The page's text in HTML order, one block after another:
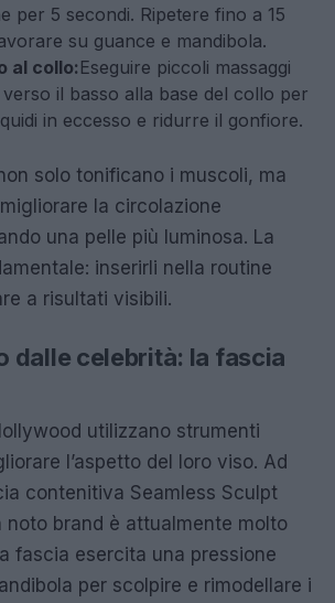
per 5 secondi. Ripetere fino a 15
su guance e mandibola.
al collo: Eseguire piccoli massaggi
il basso alla base del collo per
in eccesso e ridurre il gonfiore.
solo tonificano i muscoli, ma
la circolazione
una pelle più luminosa. La
inserirli nella routine
a risultati visibili.
dalle celebrità: la fascia
utilizzano strumenti
l’aspetto del loro viso. Ad
contenitiva Seamless Sculpt
noto brand è attualmente molto
fascia esercita una pressione
per scolpire e rimodellare i